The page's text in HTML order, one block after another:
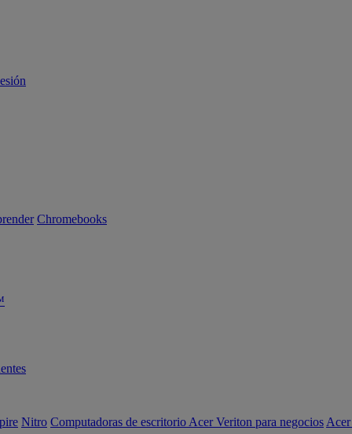
Chromebooks
Nitro Computadoras de escritorio Acer Veriton para negocios